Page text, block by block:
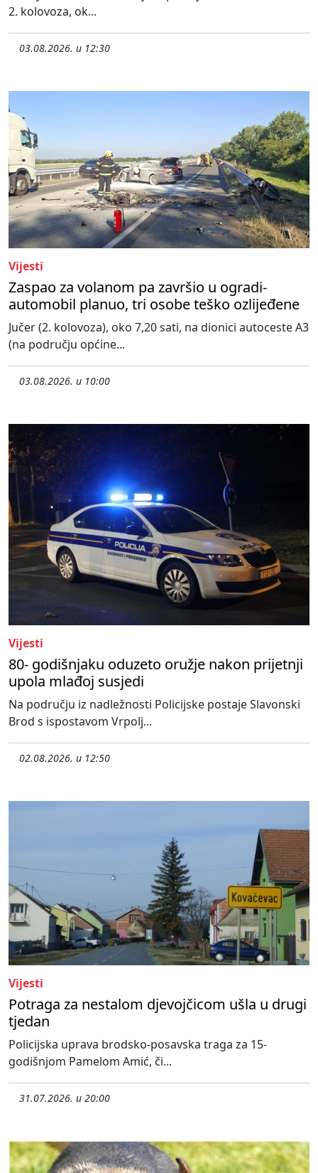
2. kolovoza, ok...
03.08.2026. u 12:30
Vijesti
Zaspao za volanom pa završio u ogradi-
automobil planuo, tri osobe teško ozlijeđene
Jučer (2. kolovoza), oko 7,20 sati, na dionici autoceste A3
(na području općine...
03.08.2026. u 10:00
Vijesti
80- godišnjaku oduzeto oružje nakon prijetnji
upola mlađoj susjedi
Na području iz nadležnosti Policijske postaje Slavonski
Brod s ispostavom Vrpolj...
02.08.2026. u 12:50
Vijesti
Potraga za nestalom djevojčicom ušla u drugi
tjedan
Policijska uprava brodsko-posavska traga za 15-
godišnjom Pamelom Amić, či...
31.07.2026. u 20:00